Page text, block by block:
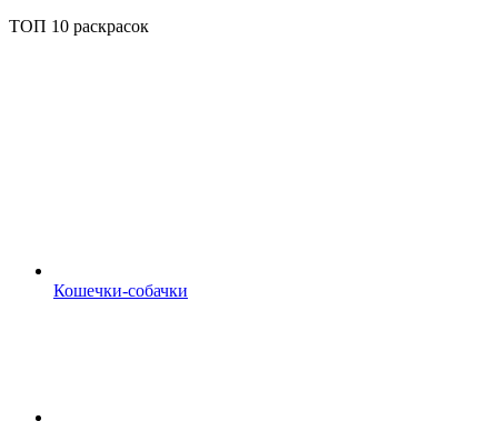
ТОП 10 раскрасок
Кошечки-собачки